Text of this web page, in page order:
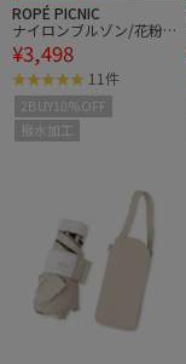
ROPÉ PICNIC
ナイロンブルゾン/花粉
ガード・撥水
¥3,498
11件
2BUY10%OFF
撥水加工